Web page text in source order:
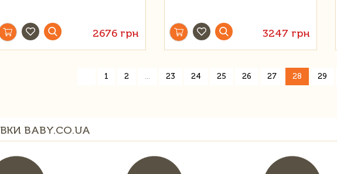
2676 грн 3247 грн
1 2 ... 23 24 25 26 27 28 29
BABY.CO.UA